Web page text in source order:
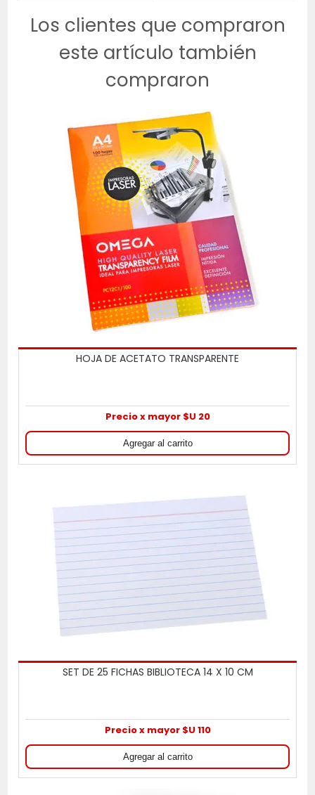
Los clientes que compraron
este artículo también
compraron
HOJA DE ACETATO TRANSPARENTE
Precio x mayor $U 20
SET DE 25 FICHAS BIBLIOTECA 14 X 10 CM
Precio x mayor $U 110